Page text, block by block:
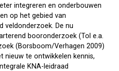
integreren en onderbouwen
op het gebied van
veldonderzoek. De nu
booronderzoek (Tol e.a.
(Borsboom/Verhagen 2009)
nieuw te ontwikkelen kennis,
KNA-leidraad